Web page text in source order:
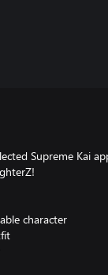
Supreme Kai
character